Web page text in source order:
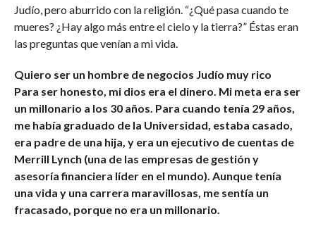
Judío, pero aburrido con la religión. “¿Qué pasa cuando te
mueres? ¿Hay algo más entre el cielo y la tierra?” Éstas eran
las preguntas que venían a mi vida.
Quiero ser un hombre de negocios Judío muy rico
Para ser honesto, mi dios era el dinero. Mi meta era ser
un millonario a los 30 años. Para cuando tenía 29 años,
me había graduado de la Universidad, estaba casado,
era padre de una hija, y era un ejecutivo de cuentas de
Merrill Lynch (una de las empresas de gestión y
asesoría financiera líder en el mundo). Aunque tenía
una vida y una carrera maravillosas, me sentía un
fracasado, porque no era un millonario.